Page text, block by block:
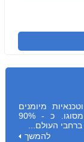
מיומנים
המפעילים את הציוד התעשייתי המתקדם מסוגו. כ - 90%
להמשך